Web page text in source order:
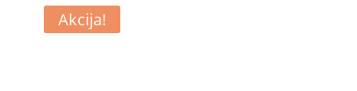
Akcija!